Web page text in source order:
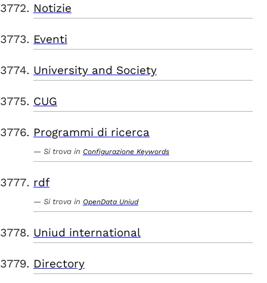
Notizie
Eventi
University and Society
CUG
Programmi di ricerca
Si trova in Configurazione Keywords
rdf
Si trova in OpenData Uniud
Uniud international
Directory